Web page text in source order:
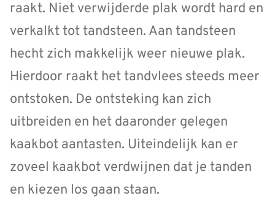
raakt. Niet verwijderde plak wordt hard en
verkalkt tot tandsteen. Aan tandsteen
hecht zich makkelijk weer nieuwe plak.
Hierdoor raakt het tandvlees steeds meer
ontstoken. De ontsteking kan zich
uitbreiden en het daaronder gelegen
kaakbot aantasten. Uiteindelijk kan er
zoveel kaakbot verdwijnen dat je tanden
en kiezen los gaan staan.